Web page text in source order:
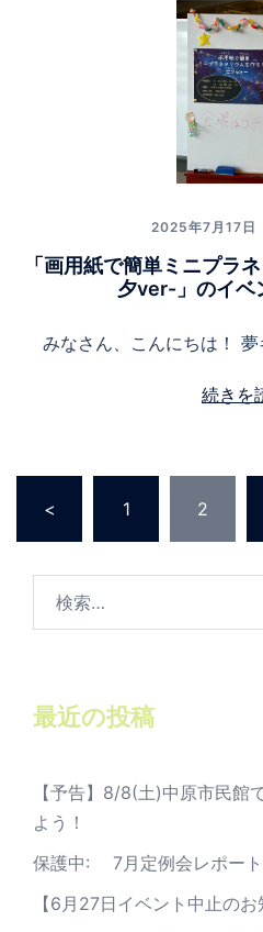
2025年7月17日
「画用紙で簡単ミニプラ
夕ver-」のイベ
みなさん、こんにちは！
続きを
投稿のページ送り
< 1 2
最近の投稿
【予告】8/8(土)中原市民館
よう！
保護中: 7月定例会レポート
【6月27日イベント中止のお